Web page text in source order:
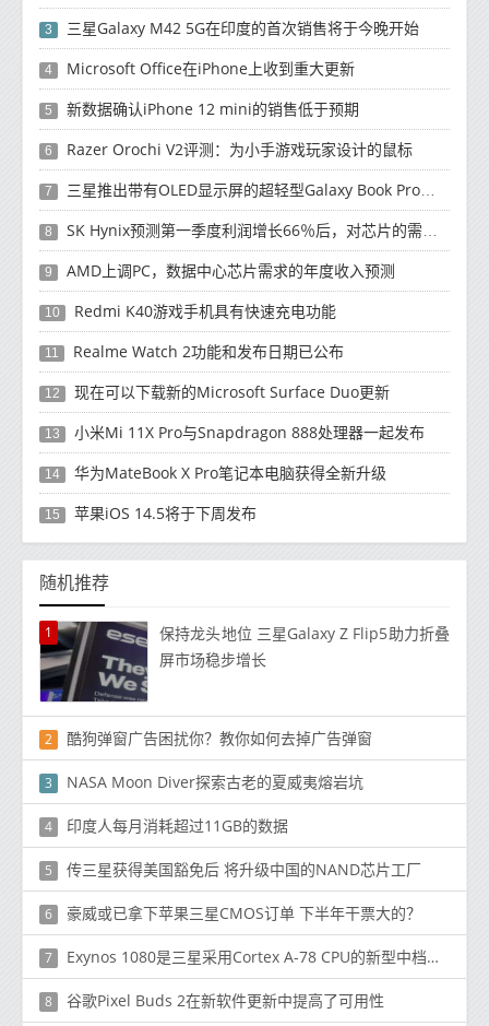
3 三星Galaxy M42 5G在印度的首次销售将于今晚开始
4 Microsoft Office在iPhone上收到重大更新
5 新数据确认iPhone 12 mini的销售低于预期
6 Razer Orochi V2评测：为小手游戏玩家设计的鼠标
7 三星推出带有OLED显示屏的超轻型Galaxy Book Pro和Galaxy Book Pro 360笔记本电脑
8 SK Hynix预测第一季度利润增长66％后，对芯片的需求将增强
9 AMD上调PC，数据中心芯片需求的年度收入预测
10 Redmi K40游戏手机具有快速充电功能
11 Realme Watch 2功能和发布日期已公布
12 现在可以下载新的Microsoft Surface Duo更新
13 小米Mi 11X Pro与Snapdragon 888处理器一起发布
14 华为MateBook X Pro笔记本电脑获得全新升级
15 苹果iOS 14.5将于下周发布
随机推荐
1
保持龙头地位 三星Galaxy Z Flip5助力折叠
屏市场稳步增长
2 酷狗弹窗广告困扰你？教你如何去掉广告弹窗
3 NASA Moon Diver探索古老的夏威夷熔岩坑
4 印度人每月消耗超过11GB的数据
5 传三星获得美国豁免后 将升级中国的NAND芯片工厂
6 豪威或已拿下苹果三星CMOS订单 下半年干票大的？
7 Exynos 1080是三​​星采用Cortex A-78 CPU的新型中档芯片
8 谷歌Pixel Buds 2在新软件更新中提高了可用性